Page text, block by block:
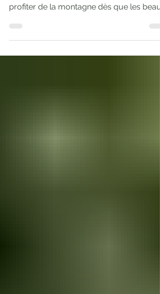
ans, aussi bien pour skier l’hiver que pour
profiter de la montagne dès que les